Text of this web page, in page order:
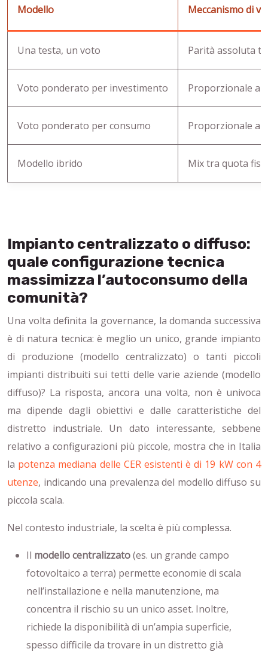
Modello Meccanismo di
Una testa, un voto Parità assoluta
Voto ponderato per investimento Proporzionale al
Voto ponderato per consumo Proporzionale
Modello ibrido Mix tra quota
Impianto centralizzato o diffuso:
quale configurazione tecnica
massimizza l’autoconsumo della
comunità?
Una volta definita la governance, la domanda successiva
è di natura tecnica: è meglio un unico, grande impianto
di produzione (modello centralizzato) o tanti piccoli
impianti distribuiti sui tetti delle varie aziende (modello
diffuso)? La risposta, ancora una volta, non è univoca
ma dipende dagli obiettivi e dalle caratteristiche del
distretto industriale. Un dato interessante, sebbene
relativo a configurazioni più piccole, mostra che in Italia
la potenza mediana delle CER esistenti è di 19 kW con 4
utenze, indicando una prevalenza del modello diffuso su
piccola scala.
Nel contesto industriale, la scelta è più complessa.
Il modello centralizzato(es. un grande campo
fotovoltaico a terra) permette economie di scala
nell’installazione e nella manutenzione, ma
concentra il rischio su un unico asset. Inoltre,
richiede la disponibilità di un’ampia superficie,
spesso difficile da trovare in un distretto già